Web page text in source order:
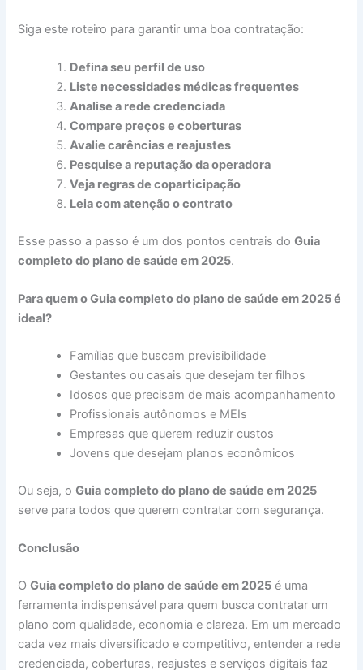
Siga este roteiro para garantir uma boa contratação:
Defina seu perfil de uso
Liste necessidades médicas frequentes
Analise a rede credenciada
Compare preços e coberturas
Avalie carências e reajustes
Pesquise a reputação da operadora
Veja regras de coparticipação
Leia com atenção o contrato
Esse passo a passo é um dos pontos centrais doGuia
completo do plano de saúde em 2025.
Para quem o Guia completo do plano de saúde em 2025 é
ideal?
Famílias que buscam previsibilidade
Gestantes ou casais que desejam ter filhos
Idosos que precisam de mais acompanhamento
Profissionais autônomos e MEIs
Empresas que querem reduzir custos
Jovens que desejam planos econômicos
Ou seja, oGuia completo do plano de saúde em 2025
serve para todos que querem contratar com segurança.
Conclusão
OGuia completo do plano de saúde em 2025 é uma
ferramenta indispensável para quem busca contratar um
plano com qualidade, economia e clareza. Em um mercado
cada vez mais diversificado e competitivo, entender a rede
credenciada, coberturas, reajustes e serviços digitais faz